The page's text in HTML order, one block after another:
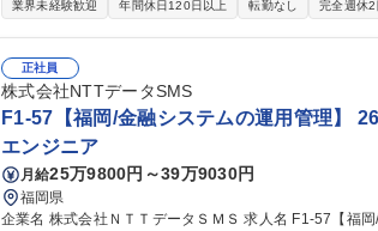
【業務内容】■サイボウズの働き方を支えるITシステム
※当社の企業理念を実現するための社内環境づくり、つ
でも、どこでも、誰とでも、最高の仕事ができるITを提供する」をミ
ドミニストレータ/社内SE/100人100通りのマッチングを
業界未経験歓迎 年間休日120日以上 転勤なし 完全週休2
正社員
株式会社NTTデータSMS
F1-57【福岡/金融システムの運用管理】
エンジニア
月給25万9800円～39万9030円
福岡県
企業名 株式会社ＮＴＴデータＳＭＳ 求人名 F1-57【福岡/金融システムの運用管理】★26歳以下限定未経験募集★